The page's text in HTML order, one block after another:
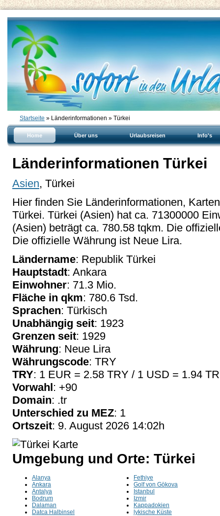
Startseite » Länderinformationen » Türkei
Home Über uns Urlaubsreisen Info's
Länderinformationen Türkei
Asien, Türkei
Hier finden Sie Länderinformationen,
Türkei. Türkei (Asien) hat ca. 71300000
(Asien) beträgt ca. 780.58 tqkm. Die
Die offizielle Währung ist Neue Lira.
Ländername: Republik Türkei
Hauptstadt: Ankara
Einwohner: 71.3 Mio.
Fläche in qkm: 780.6 Tsd.
Sprachen: Türkisch
Unabhängig seit: 1923
Grenzen seit: 1929
Währung: Neue Lira
Währungscode: TRY
TRY: 1 EUR = 2.58 TRY / 1 USD = 1.94
Vorwahl: +90
Domain: .tr
Unterschied zu MEZ: 1
Ortszeit: 9. August 2026 14:02h
Umgebung und Orte: Türkei
Alanya
Ankara
Antalya
Bodrum
Dalaman
Datca Halbinsel
Fethiye
Golf von Gökova
Istanbul
Izmir
Kappadokien
lykische Küste